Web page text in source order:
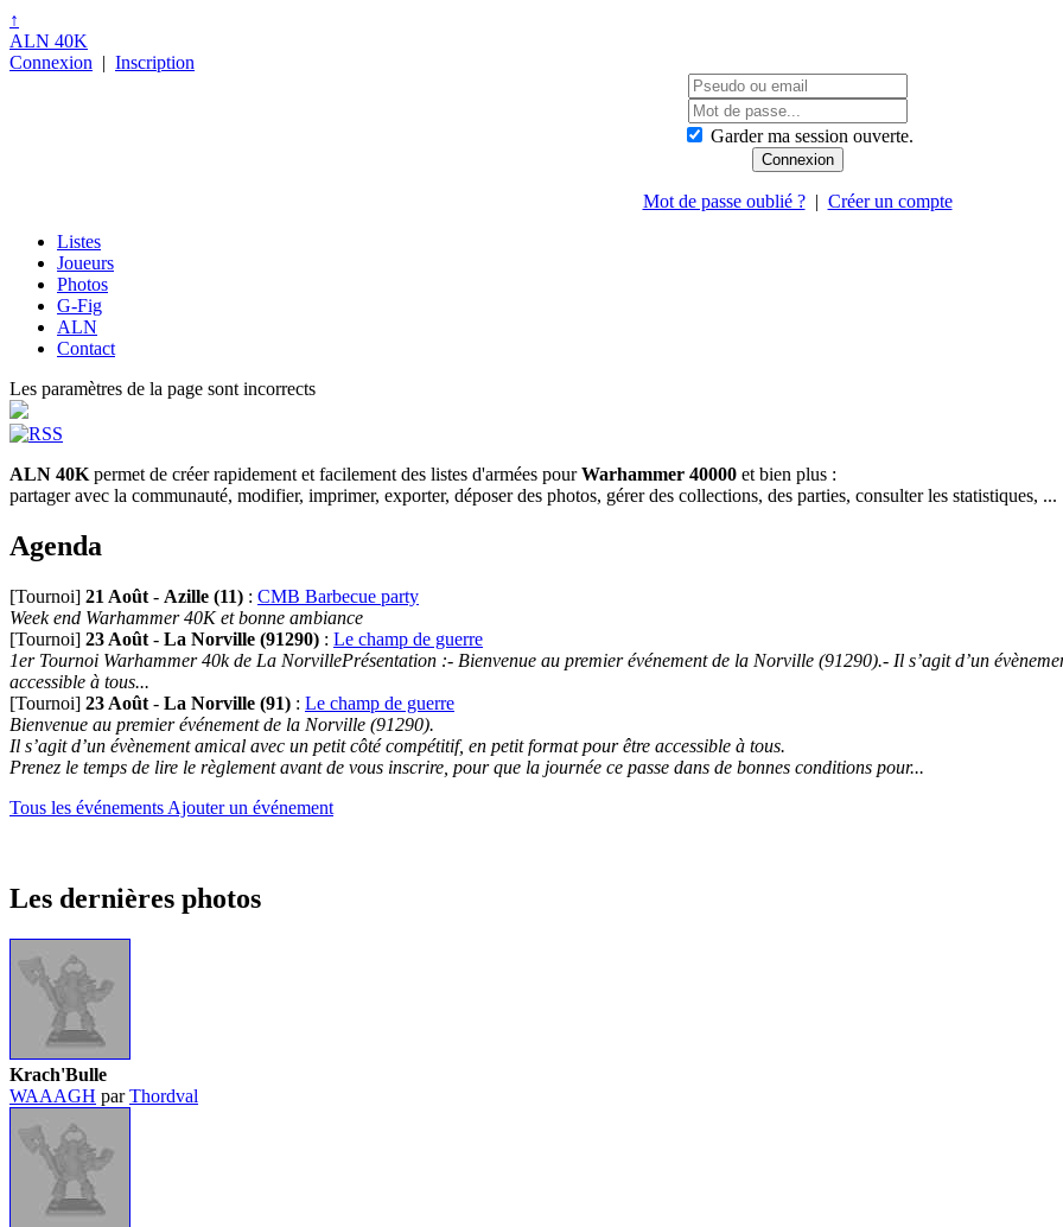
↑
ALN 40K
Connexion | Inscription
Garder ma session ouverte.
Mot de passe oublié ?| Créer un compte
Listes
Joueurs
Photos
G-Fig
ALN
Contact
Les paramètres de la page sont incorrects
ALN 40K permet de créer rapidement et facilement des listes d'armées pourWarhammer 40000 et bien plus :
partager avec la communauté, modifier, imprimer, exporter, déposer des photos, gérer des collections, des parties, consulter les statistiques, ...
Agenda
[Tournoi] 21 Août - Azille (11) : CMB Barbecue party
Week end Warhammer 40K et bonne ambiance
[Tournoi] 23 Août - La Norville (91290) : Le champ de guerre
1er Tournoi Warhammer 40k de La NorvillePrésentation :- Bienvenue au premier événement de la Norville (91290).- Il s’agit d’un
accessible à tous...
[Tournoi] 23 Août - La Norville (91) : Le champ de guerre
Bienvenue au premier événement de la Norville (91290).
Il s’agit d’un évènement amical avec un petit côté compétitif, en petit format pour être accessible à tous.
Prenez le temps de lire le règlement avant de vous inscrire, pour que la journée ce passe dans de bonnes conditions pour...
Tous les événements Ajouter un événement
Les dernières photos
Krach'Bulle
WAAAGH parThordval